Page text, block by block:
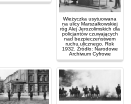
Wieżyczka usytuowana
na ulicy Marszałkowskiej
róg Alej Jerozolimskich dla
policjantów czuwających
nad bezpieczeństwem
ruchu ulicznego. Rok
1932. Źródło: Narodowe
Archiwum Cyfrowe